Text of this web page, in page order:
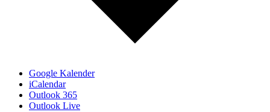
Google Kalender
iCalendar
Outlook 365
Outlook Live